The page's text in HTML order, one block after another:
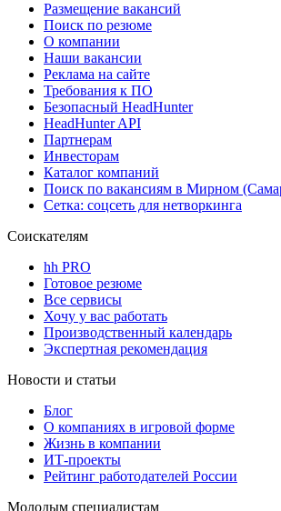
Размещение вакансий
Поиск по резюме
О компании
Наши вакансии
Реклама на сайте
Требования к ПО
Безопасный HeadHunter
HeadHunter API
Партнерам
Инвесторам
Каталог компаний
Поиск по вакансиям в Мирном
Сетка: соцсеть для нетворкинга
Соискателям
hh PRO
Готовое резюме
Все сервисы
Хочу у вас работать
Производственный календарь
Экспертная рекомендация
Новости и статьи
Блог
О компаниях в игровой форме
Жизнь в компании
ИТ-проекты
Рейтинг работодателей России
Молодым специалистам